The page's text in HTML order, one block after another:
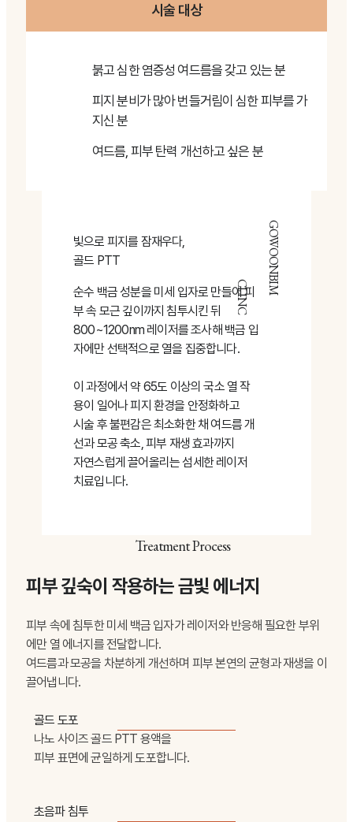
시술 대상
붉고 심한 염증성 여드름을 갖고 있는 분
피지 분비가 많아 번들거림이 심한 피부를 가
지신 분
여드름, 피부 탄력 개선하고 싶은 분
빛으로 피지를 잠재우다,
골드 PTT
순수 백금 성분을 미세 입자로 만들어 피
부 속 모근 깊이까지 침투시킨 뒤
800~1200nm 레이저를 조사해 백금 입
자에만 선택적으로 열을 집중합니다.
이 과정에서 약 65도 이상의 국소 열 작
용이 일어나 피지 환경을 안정화하고
시술 후 불편감은 최소화한 채 여드름 개
선과 모공 축소, 피부 재생 효과까지
자연스럽게 끌어올리는 섬세한 레이저
치료입니다.
GOWOONBIM
CLINC
Treatment Process
피부 깊숙이 작용하는 금빛 에너지
피부 속에 침투한 미세 백금 입자가 레이저와 반응해 필요한 부위
에만 열 에너지를 전달합니다.
여드름과 모공을 차분하게 개선하며 피부 본연의 균형과 재생을 이
끌어냅니다.
골드 도포
나노 사이즈 골드 PTT 용액을
피부 표면에 균일하게 도포합니다.
초음파 침투